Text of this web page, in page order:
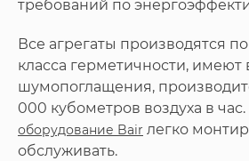
требований по
Все агрегаты производятся
класса герметичности,
шумопоглащения,
000 кубометров воздуха в
оборудование Bair легко
обслуживать.